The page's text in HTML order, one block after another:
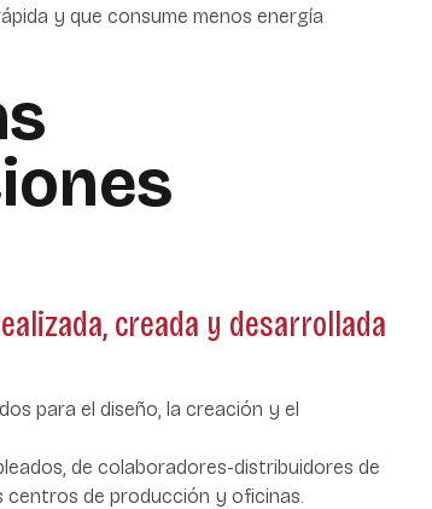
y que consume menos energía
creada y desarrollada
para el diseño, la creación y el
de colaboradores-distribuidores de
de producción y oficinas.